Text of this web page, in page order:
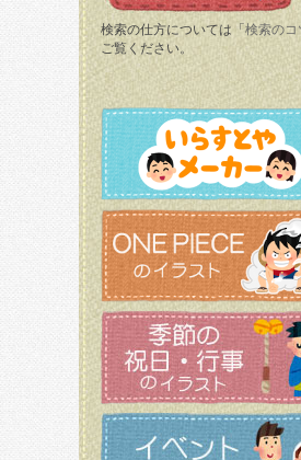
検索の仕方については「 検索のコ
ご覧ください。